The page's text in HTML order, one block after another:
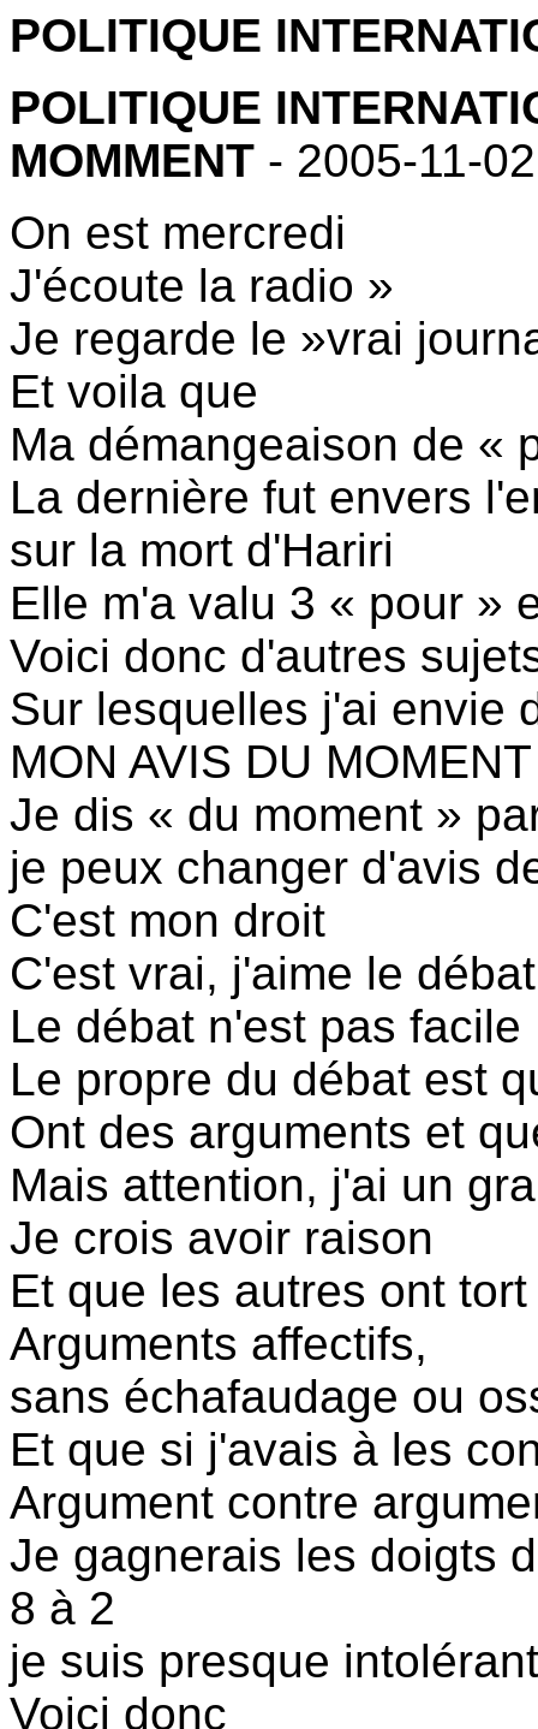
POLITIQUE
POLITIQUE
MOMMENT - 2005-11-02
On est mercredi
J'écoute la radio »
Je regarde le »vrai
Et voila que
Ma démangeaison de «
La dernière fut envers
sur la mort d'Hariri
Elle m'a valu 3 « pour »
Voici donc d'autres
Sur lesquelles j'ai envie
MON AVIS DU MOMENT
Je dis « du moment »
je peux changer d'avis
C'est mon droit
C'est vrai, j'aime le débat
Le débat n'est pas facile
Le propre du débat est
Ont des arguments et
Mais attention, j'ai un
Je crois avoir raison
Et que les autres ont
Arguments affectifs,
sans échafaudage ou
Et que si j'avais à les
Argument contre
Je gagnerais les doigts
8 à 2
je suis presque intolérant
Voici donc